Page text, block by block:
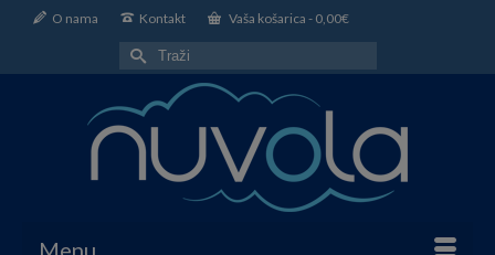
O nama Kontakt Vaša košarica - 0,00€
Search
for:
Menu